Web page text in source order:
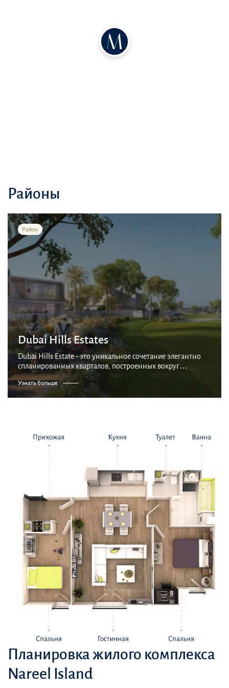
Жители также могут наслаждаться доступом к частным пляжам,
Районы
Район
Dubai Hills Estates
Dubai Hills Estate - это уникальное сочетание элегантно
спланированных кварталов, построенных вокруг
великолепного поля для гольфа на 18 лунок. Являясь
крупнейшим проектом такого рода в регионе, это в...
Узнать больше
Планировка жилого комплекса
Nareel Island